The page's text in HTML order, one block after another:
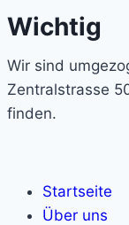
Wichtig
Wir sind
Zentralstrasse
finden.
Startseite
Über uns